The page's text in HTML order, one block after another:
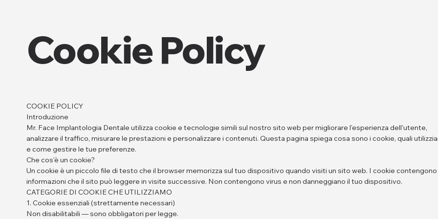
Cookie Policy
COOKIE POLICY
Introduzione
Mr. Face Implantologia Dentale utilizza cookie e tecnologie simili sul nostro sito web per migliorare l'esperienza dell'utente,
analizzare il traffico, misurare le prestazioni e personalizzare i contenuti. Questa pagina spiega cosa sono i cookie, quali
e come gestire le tue preferenze.
Che cos'è un cookie?
Un cookie è un piccolo file di testo che il browser memorizza sul tuo dispositivo quando visiti un sito web. I cookie contengono
informazioni che il sito può leggere in visite successive. Non contengono virus e non danneggiano il tuo dispositivo.
CATEGORIE DI COOKIE CHE UTILIZZIAMO
1. Cookie essenziali (strettamente necessari)
Non disabilitabili — sono obbligatori per legge.